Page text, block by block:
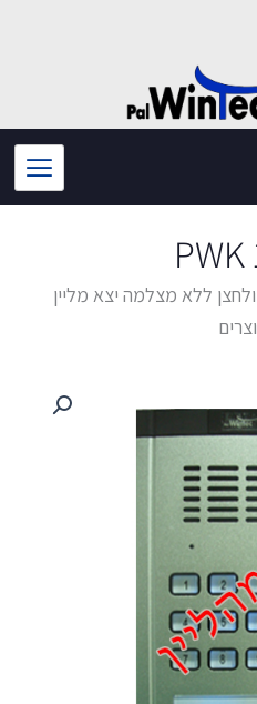
PWK
ללא מצלמה יצא מליין